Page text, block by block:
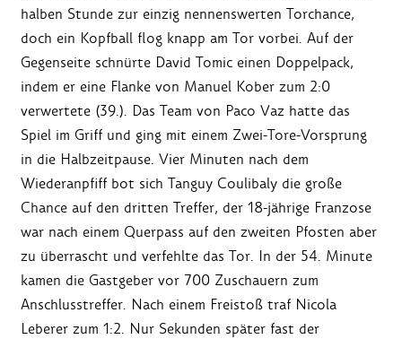
halben Stunde zur einzig nennenswerten Torchance,
doch ein Kopfball flog knapp am Tor vorbei. Auf der
Gegenseite schnürte David Tomic einen Doppelpack,
indem er eine Flanke von Manuel Kober zum 2:0
verwertete (39.). Das Team von Paco Vaz hatte das
Spiel im Griff und ging mit einem Zwei-Tore-Vorsprung
in die Halbzeitpause. Vier Minuten nach dem
Wiederanpfiff bot sich Tanguy Coulibaly die große
Chance auf den dritten Treffer, der 18-jährige Franzose
war nach einem Querpass auf den zweiten Pfosten aber
zu überrascht und verfehlte das Tor. In der 54. Minute
kamen die Gastgeber vor 700 Zuschauern zum
Anschlusstreffer. Nach einem Freistoß traf Nicola
Leberer zum 1:2. Nur Sekunden später fast der